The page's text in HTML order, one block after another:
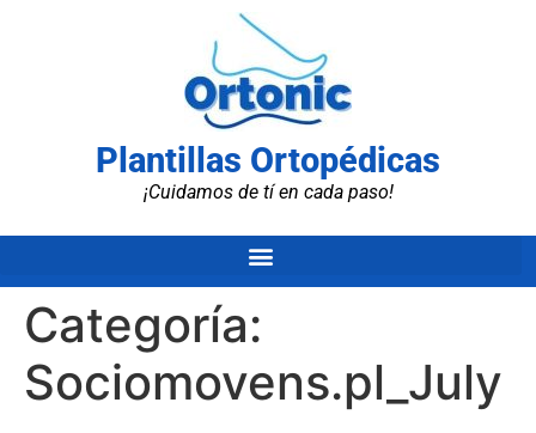
Plantillas Ortopédicas
¡Cuidamos de tí en cada paso!
Categoría:
Sociomovens.pl_July